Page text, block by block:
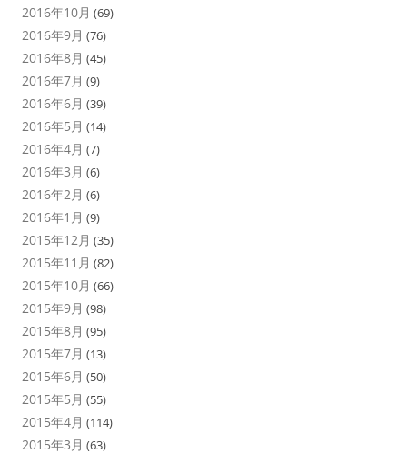
2016年10月 (69)
2016年9月 (76)
2016年8月 (45)
2016年7月 (9)
2016年6月 (39)
2016年5月 (14)
2016年4月 (7)
2016年3月 (6)
2016年2月 (6)
2016年1月 (9)
2015年12月 (35)
2015年11月 (82)
2015年10月 (66)
2015年9月 (98)
2015年8月 (95)
2015年7月 (13)
2015年6月 (50)
2015年5月 (55)
2015年4月 (114)
2015年3月 (63)